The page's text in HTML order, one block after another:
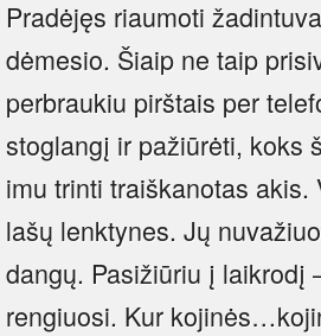
Pradėjęs riaumoti
dėmesio. Šiaip ne taip
perbraukiu pirštais per
stoglangį ir pažiūrėti, koks
imu trinti traiškanotas
lašų lenktynes. Jų
dangų. Pasižiūriu į
rengiuosi. Kur